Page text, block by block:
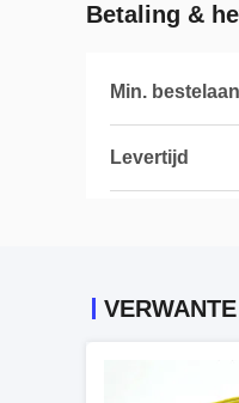
Betaling &
Min.
Levertijd